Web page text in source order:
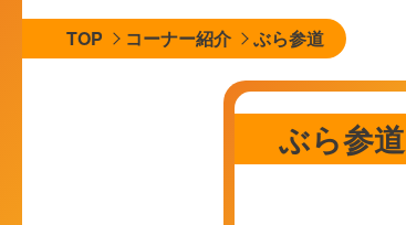
TOP コーナー紹介 ぶら参道
ぶら参道